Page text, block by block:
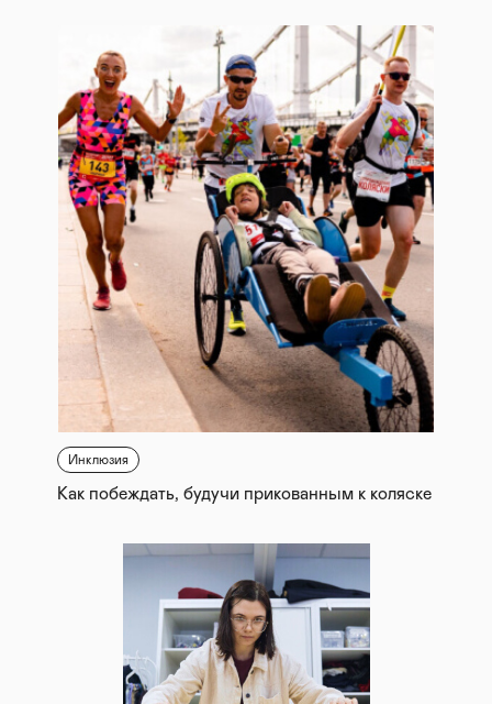
Инклюзия
Как побеждать, будучи прикованным к коляске